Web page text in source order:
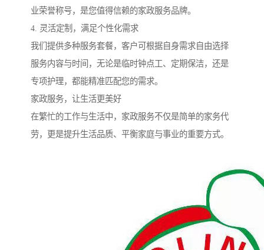
业荣誉称号，是您值得信赖的家政服务品牌。
4. 灵活定制，满足个性化需求
我们提供多种服务套餐，客户可根据自身需求自由选择
服务内容与时间，无论是临时钟点工、定期保洁，还是
专项护理，都能精准匹配您的需求。
家政服务，让生活更美好
在繁忙的工作与生活中，家政服务不仅是简单的家务代
劳，更是提升生活品质、平衡家庭与事业的重要方式。